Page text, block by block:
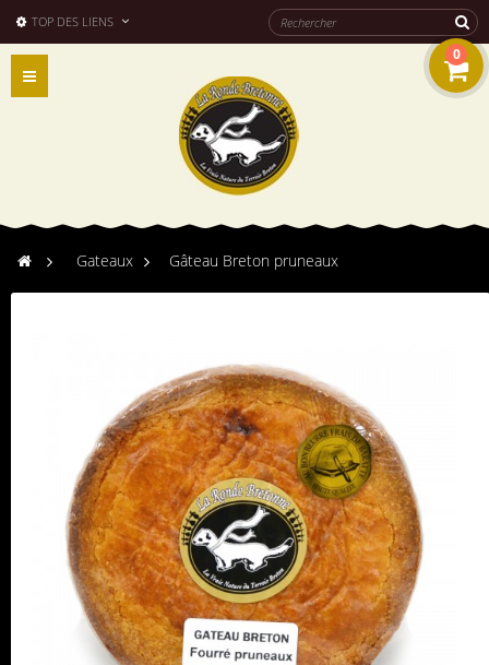
TOP DES LIENS
0
Navigation
bascule
> Gateaux > Gâteau Breton pruneaux